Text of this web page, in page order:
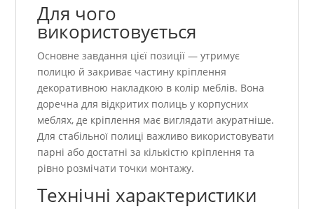
Для чого
використовується
Основне завдання цієї позиції — утримує
полицю й закриває частину кріплення
декоративною накладкою в колір меблів. Вона
доречна для відкритих полиць у корпусних
меблях, де кріплення має виглядати акуратніше.
Для стабільної полиці важливо використовувати
парні або достатні за кількістю кріплення та
рівно розмічати точки монтажу.
Технічні характеристики